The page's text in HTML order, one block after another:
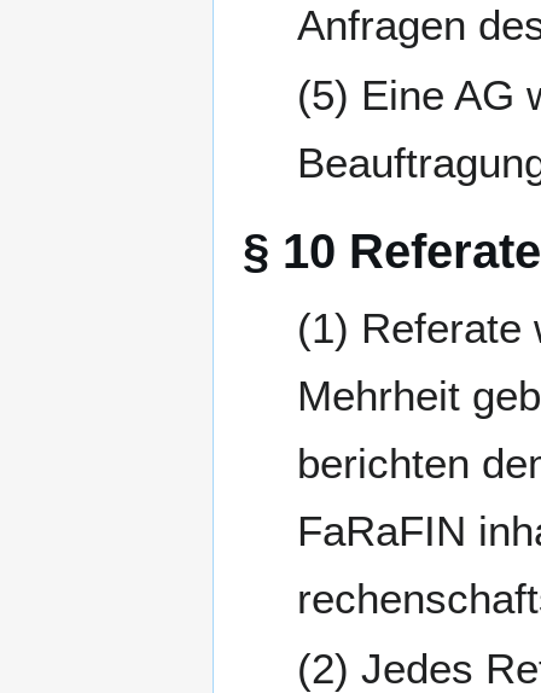
Anfragen
Eine AG
§ 10 Referate
Referate
Mehrheit
berichten
FaRaFIN
Jedes